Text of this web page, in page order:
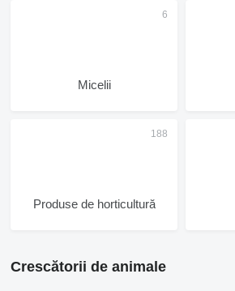
Micelii
Produse de horticultură
Crescătorii de animale